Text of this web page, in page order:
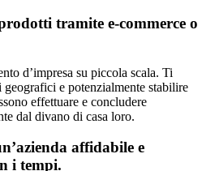
tramite e-commerce o
d’impresa su piccola scala. Ti
e potenzialmente stabilire
effettuare e concludere
dal divano di casa loro.
affidabile e
i tempi.